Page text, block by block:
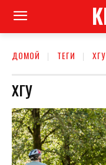
ДОМОЙ ТЕГИ ХГУ
ХГУ